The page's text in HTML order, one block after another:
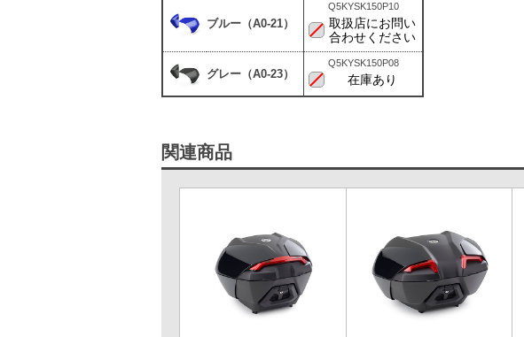
ブルー（A0-21）
Q5KYSK150P10
取扱店にお問い
合わせください
グレー（A0-23）
Q5KYSK150P08
在庫あり
関連商品